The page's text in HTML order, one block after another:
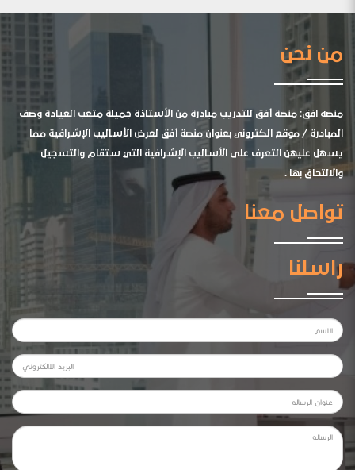
من نحن
منصه افق: منصة أفق للتدريب مبادرة من الأستاذة جميلة متعب العيادة وصف
المبادرة / موقع الكتروني بعنوان منصة أفق لعرض الأساليب الإشرافية مما
يسهل عليهن التعرف على الأساليب الإشرافية التي ستقام والتسجيل
والالتحاق بها .
تواصل معنا
راسلنا